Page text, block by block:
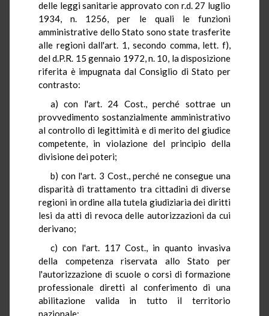
delle leggi sanitarie approvato con r.d. 27 luglio
1934, n. 1256, per le quali le funzioni
amministrative dello Stato sono state trasferite
alle regioni dall'art. 1, secondo comma, lett. f),
del d.P.R. 15 gennaio 1972, n. 10, la disposizione
riferita è impugnata dal Consiglio di Stato per
contrasto:
a) con l'art. 24 Cost., perché sottrae un
provvedimento sostanzialmente amministrativo
al controllo di legittimità e di merito del giudice
competente, in violazione del principio della
divisione dei poteri;
b) con l'art. 3 Cost., perché ne consegue una
disparità di trattamento tra cittadini di diverse
regioni in ordine alla tutela giudiziaria dei diritti
lesi da atti di revoca delle autorizzazioni da cui
derivano;
c) con l'art. 117 Cost., in quanto invasiva
della competenza riservata allo Stato per
l'autorizzazione di scuole o corsi di formazione
professionale diretti al conferimento di una
abilitazione valida in tutto il territorio
nazionale;